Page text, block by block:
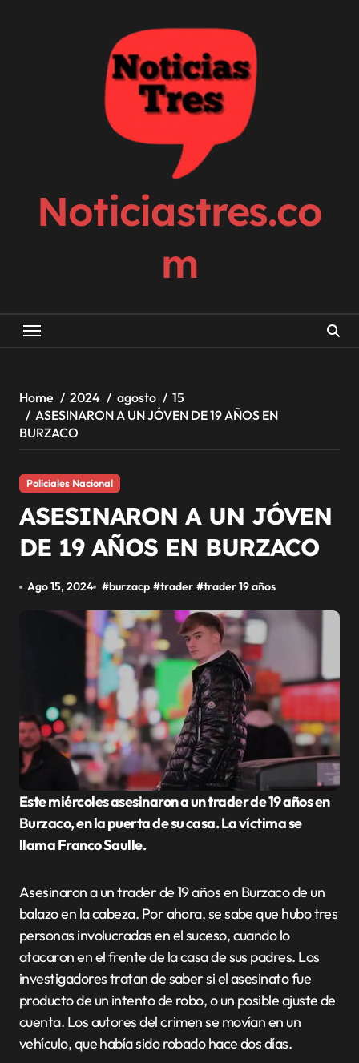
Noticiastres.co
m
Home 2024 agosto
15
ASESINARON A UN JÓVEN DE 19 AÑOS EN
BURZACO
Policiales Nacional
ASESINARON A UN JÓVEN
DE 19 AÑOS EN BURZACO
Ago 15, 2024 #burzacp #trader #trader 19 años
Este miércoles asesinaron a un trader de 19 años en
Burzaco, en la puerta de su casa. La víctima se
llama Franco Saulle.
Asesinaron a un trader de 19 años en Burzaco de un
balazo en la cabeza. Por ahora, se sabe que hubo tres
personas involucradas en el suceso, cuando lo
atacaron en el frente de la casa de sus padres. Los
investigadores tratan de saber si el asesinato fue
producto de un intento de robo, o un posible ajuste de
cuenta. Los autores del crimen se movían en un
vehículo, que había sido robado hace dos días.